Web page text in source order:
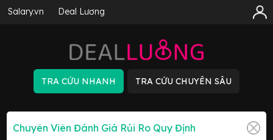
Salary.vn Deal Lương